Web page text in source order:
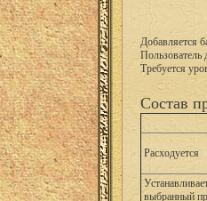
Добавляется
Пользователь
Требуется
Состав
Расходуется
выбранный